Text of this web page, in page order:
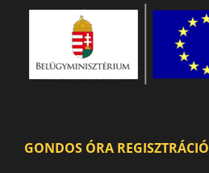
GONDOS ÓRA REGISZTRÁCIÓ